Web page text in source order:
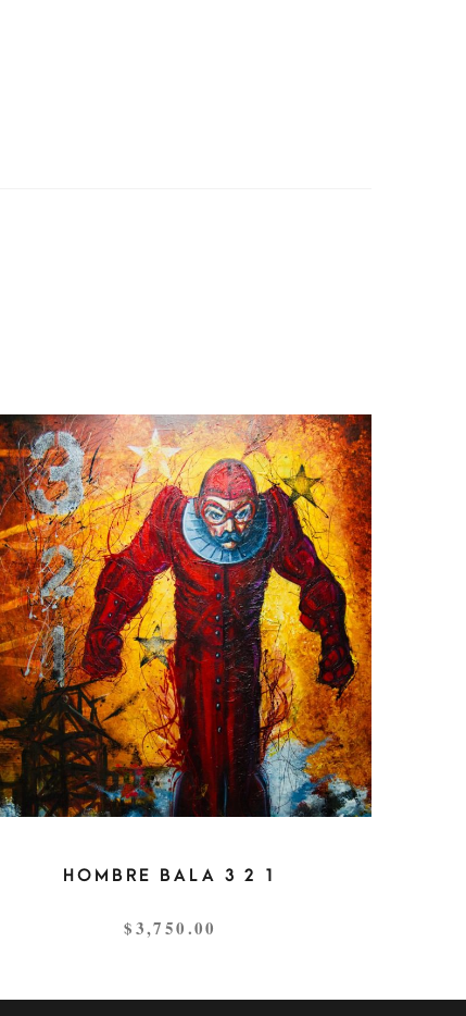
HOMBRE BALA 3 2 1
$3,750.00